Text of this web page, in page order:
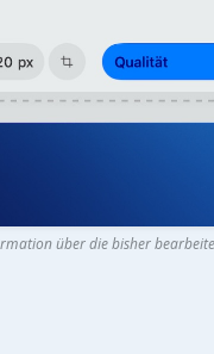
über die bisher